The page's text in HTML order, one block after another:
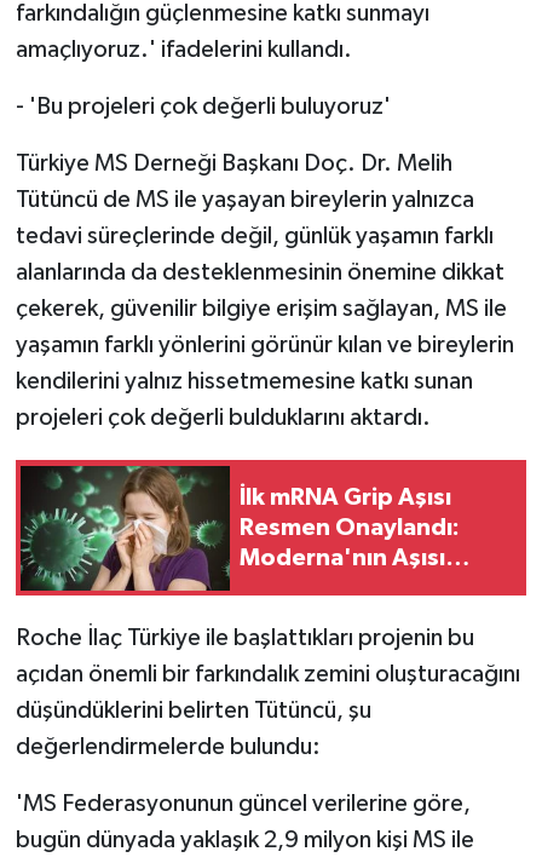
farkındalığın güçlenmesine katkı sunmayı
amaçlıyoruz.' ifadelerini kullandı.
- 'Bu projeleri çok değerli buluyoruz'
Türkiye MS Derneği Başkanı Doç. Dr. Melih
Tütüncü de MS ile yaşayan bireylerin yalnızca
tedavi süreçlerinde değil, günlük yaşamın farklı
alanlarında da desteklenmesinin önemine dikkat
çekerek, güvenilir bilgiye erişim sağlayan, MS ile
yaşamın farklı yönlerini görünür kılan ve bireylerin
kendilerini yalnız hissetmemesine katkı sunan
projeleri çok değerli bulduklarını aktardı.
İlk mRNA Grip Aşısı
Resmen Onaylandı:
Moderna'nın Aşısı
Roche İlaç Türkiye ile başlattıkları projenin bu
açıdan önemli bir farkındalık zemini oluşturacağını
düşündüklerini belirten Tütüncü, şu
değerlendirmelerde bulundu:
'MS Federasyonunun güncel verilerine göre,
bugün dünyada yaklaşık 2,9 milyon kişi MS ile